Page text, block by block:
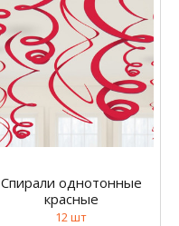
Спирали однотонные
красные
12 шт